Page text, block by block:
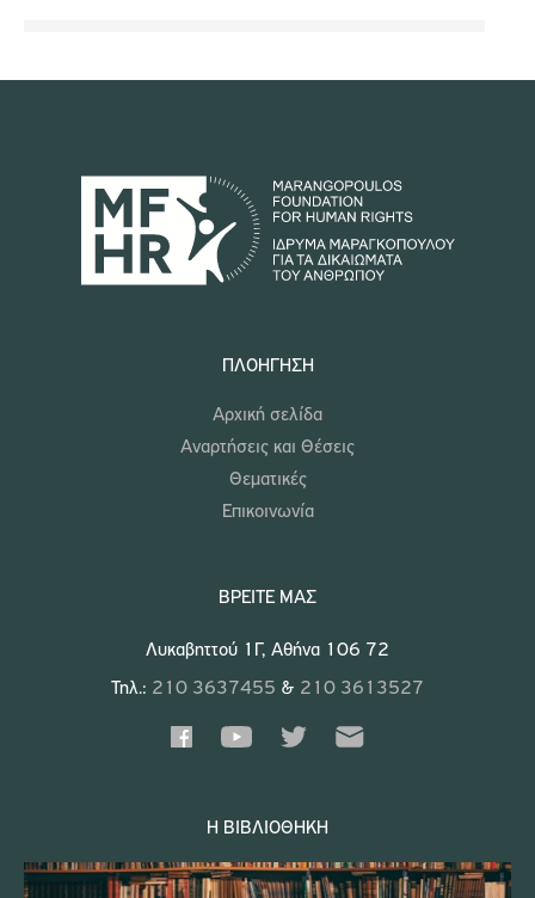
ΠΛΟΉΓΗΣΗ
Αρχική σελίδα
Αναρτήσεις και Θέσεις
Θεματικές
Επικοινωνία
ΒΡΕΊΤΕ ΜΑΣ
Λυκαβηττού 1Γ, Αθήνα 106 72
Τηλ.: 210 3637455 & 210 3613527
Η ΒΙΒΛΙΟΘΉΚΗ